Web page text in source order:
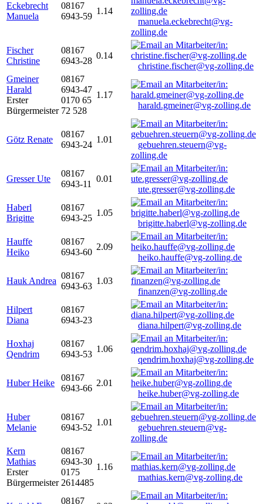
Eckebrecht
Manuela
08167
6943-59
1.14
manuela.eckebrecht@vg-
zolling.de
Fischer
Christine
08167
6943-28
0.14
christine.fischer@vg-zolling.de
Gmeiner
Harald
Erster
Bürgermeister
08167
6943-47
0170 65
72 528
1.17
harald.gmeiner@vg-zolling.de
Götz Renate
08167
6943-24
1.01
gebuehren.steuern@vg-
zolling.de
Gresser Ute
08167
6943-11
0.01
ute.gresser@vg-zolling.de
Haberl
Brigitte
08167
6943-25
1.05
brigitte.haberl@vg-zolling.de
Hauffe
Heiko
08167
6943-60
2.09
heiko.hauffe@vg-zolling.de
Hauk Andrea
08167
6943-63
1.03
finanzen@vg-zolling.de
Hilpert
Diana
08167
6943-23
diana.hilpert@vg-zolling.de
Hoxhaj
Qendrim
08167
6943-53
1.06
qendrim.hoxhaj@vg-zolling.de
Huber Heike
08167
6943-66
2.01
heike.huber@vg-zolling.de
Huber
Melanie
08167
6943-52
1.01
gebuehren.steuern@vg-
zolling.de
Kern
Mathias
Erster
Bürgermeister
08167
6943-30
0175
2614485
1.16
mathias.kern@vg-zolling.de
08167